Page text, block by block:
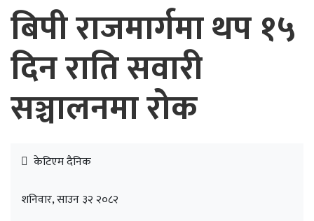
बिपी राजमार्गमा थप १५
दिन राति सवारी
सञ्चालनमा रोक
केटिएम दैनिक
शनिवार, साउन ३२ २०८२